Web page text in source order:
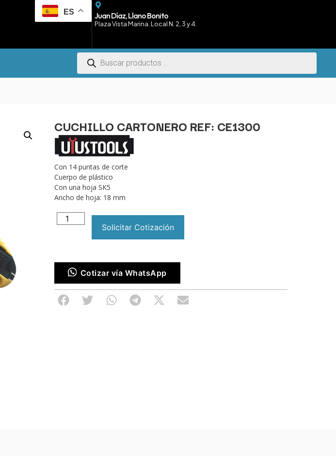
ES Juan Díaz, Llano Bonito
Plaza Vista Marina. Local N. 2, 3 y 4.
CUCHILLO CARTONERO REF: CE1300
Con 14 puntas de corte
Cuerpo de plástico
Con una hoja SK5
Ancho de hoja: 18 mm
Solicitar Cotización
Cotizar vía WhatsApp